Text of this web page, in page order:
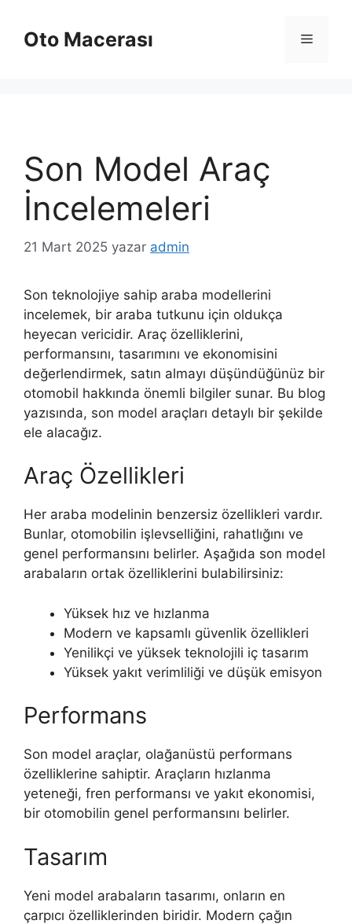
Oto Macerası Menü
Son Model Araç
İncelemeleri
21 Mart 2025 yazar admin
Son teknolojiye sahip araba modellerini
incelemek, bir araba tutkunu için oldukça
heyecan vericidir. Araç özelliklerini,
performansını, tasarımını ve ekonomisini
değerlendirmek, satın almayı düşündüğünüz bir
otomobil hakkında önemli bilgiler sunar. Bu blog
yazısında, son model araçları detaylı bir şekilde
ele alacağız.
Araç Özellikleri
Her araba modelinin benzersiz özellikleri vardır.
Bunlar, otomobilin işlevselliğini, rahatlığını ve
genel performansını belirler. Aşağıda son model
arabaların ortak özelliklerini bulabilirsiniz:
Yüksek hız ve hızlanma
Modern ve kapsamlı güvenlik özellikleri
Yenilikçi ve yüksek teknolojili iç tasarım
Yüksek yakıt verimliliği ve düşük emisyon
Performans
Son model araçlar, olağanüstü performans
özelliklerine sahiptir. Araçların hızlanma
yeteneği, fren performansı ve yakıt ekonomisi,
bir otomobilin genel performansını belirler.
Tasarım
Yeni model arabaların tasarımı, onların en
çarpıcı özelliklerinden biridir. Modern çağın